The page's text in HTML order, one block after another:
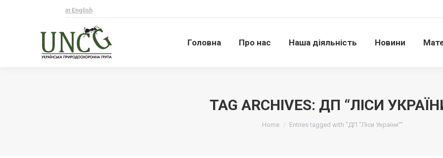
in English
Головна Про нас Наша діяльність Новини
TAG ARCHIVES: ДП “ЛІСИ
Home Entries tagged with "ДП “Ліси України”"
Головна Про нас Наша діяльність Новини